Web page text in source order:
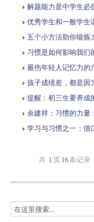
解题能力是中学生必
优秀学生和一般学生
五个小方法助你锻炼
习惯是如何影响我们
最伤年轻人记忆力的
孩子成绩差，都是因
提醒：初三生要养成
余建祥：习惯的力量
学习与习惯之一：借
共 1 页 16 条记录